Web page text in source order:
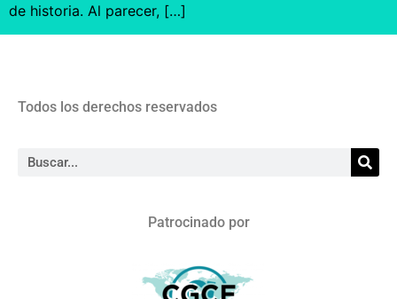
de historia. Al parecer, […]
Todos los derechos reservados
Patrocinado por